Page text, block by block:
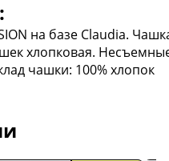
на базе Claudia.
хлопковая.
чашки: 100% хлопок